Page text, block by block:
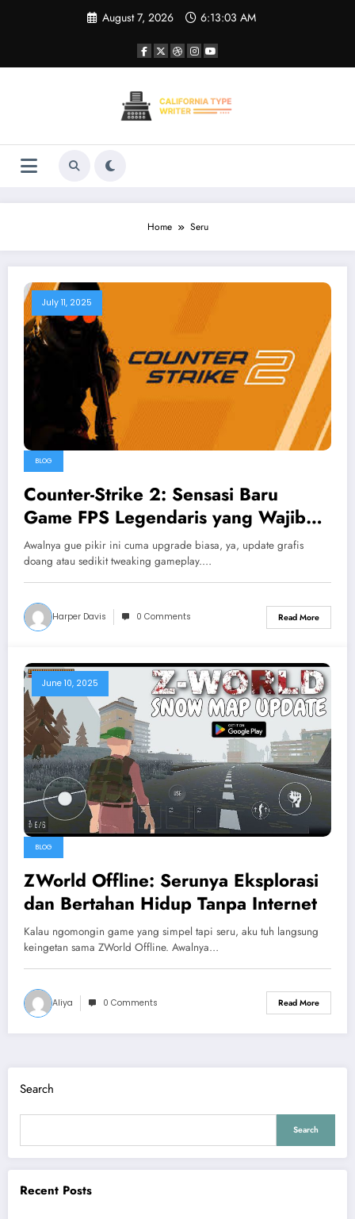
August 7, 2026 6:13:04 AM
Home Seru
July 11, 2025
BLOG
Counter-Strike 2: Sensasi Baru
Game FPS Legendaris yang Wajib
Dicoba!
Awalnya gue pikir ini cuma upgrade biasa, ya, update grafis
doang atau sedikit tweaking gameplay.…
Harper Davis 0 Comments Read More
June 10, 2025
BLOG
ZWorld Offline: Serunya Eksplorasi
dan Bertahan Hidup Tanpa Internet
Kalau ngomongin game yang simpel tapi seru, aku tuh langsung
keingetan sama ZWorld Offline. Awalnya…
Aliya 0 Comments Read More
Search
Search
Recent Posts